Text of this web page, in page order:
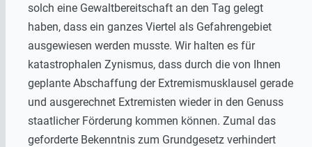
solch eine Gewaltbereitschaft an den Tag gelegt
haben, dass ein ganzes Viertel als Gefahrengebiet
ausgewiesen werden musste. Wir halten es für
katastrophalen Zynismus, dass durch die von Ihnen
geplante Abschaffung der Extremismusklausel gerade
und ausgerechnet Extremisten wieder in den Genuss
staatlicher Förderung kommen können. Zumal das
geforderte Bekenntnis zum Grundgesetz verhindert